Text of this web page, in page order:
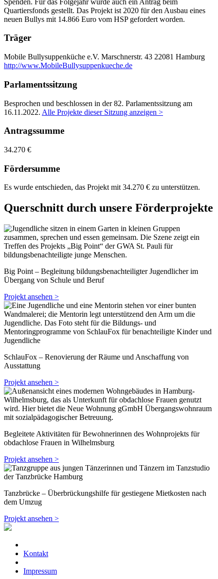
Quartiersfonds gestellt. Das Projekt ist 2020 für den Ausbau eines
neuen Bullys mit 14.866 Euro vom HSP gefordert worden.
Träger
Mobile Bullysuppenküche e.V. Marschnerstr. 43 22081 Hamburg
http://www.MobileBullysuppenkueche.de
Parlamentssitzung
Besprochen und beschlossen in der 82. Parlamentssitzung am
16.11.2022. Alle Projekte dieser Sitzung anzeigen >
Antragssumme
34.270 €
Fördersumme
Es wurde entschieden, das Projekt mit 34.270 € zu unterstützen.
Querschnitt durch unsere Förderprojekte
Big Point – Begleitung bildungsbenachteiligter Jugendlicher im
Übergang von Schule und Beruf
Projekt ansehen >
SchlauFox – Renovierung der Räume und Anschaffung von
Ausstattung
Projekt ansehen >
Begleitete Aktivitäten für Bewohnerinnen des Wohnprojekts für
obdachlose Frauen in Wilhelmsburg
Projekt ansehen >
Tanzbrücke – Überbrückungshilfe für gestiegene Mietkosten nach
dem Umzug
Projekt ansehen >
Kontakt
Impressum